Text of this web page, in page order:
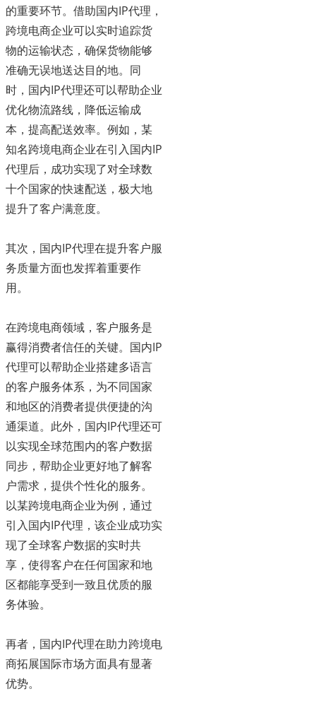
的重要环节。借助国内IP代理，
跨境电商企业可以实时追踪货
物的运输状态，确保货物能够
准确无误地送达目的地。同
时，国内IP代理还可以帮助企业
优化物流路线，降低运输成
本，提高配送效率。例如，某
知名跨境电商企业在引入国内IP
代理后，成功实现了对全球数
十个国家的快速配送，极大地
提升了客户满意度。
其次，国内IP代理在提升客户服
务质量方面也发挥着重要作
用。
在跨境电商领域，客户服务是
赢得消费者信任的关键。国内IP
代理可以帮助企业搭建多语言
的客户服务体系，为不同国家
和地区的消费者提供便捷的沟
通渠道。此外，国内IP代理还可
以实现全球范围内的客户数据
同步，帮助企业更好地了解客
户需求，提供个性化的服务。
以某跨境电商企业为例，通过
引入国内IP代理，该企业成功实
现了全球客户数据的实时共
享，使得客户在任何国家和地
区都能享受到一致且优质的服
务体验。
再者，国内IP代理在助力跨境电
商拓展国际市场方面具有显著
优势。